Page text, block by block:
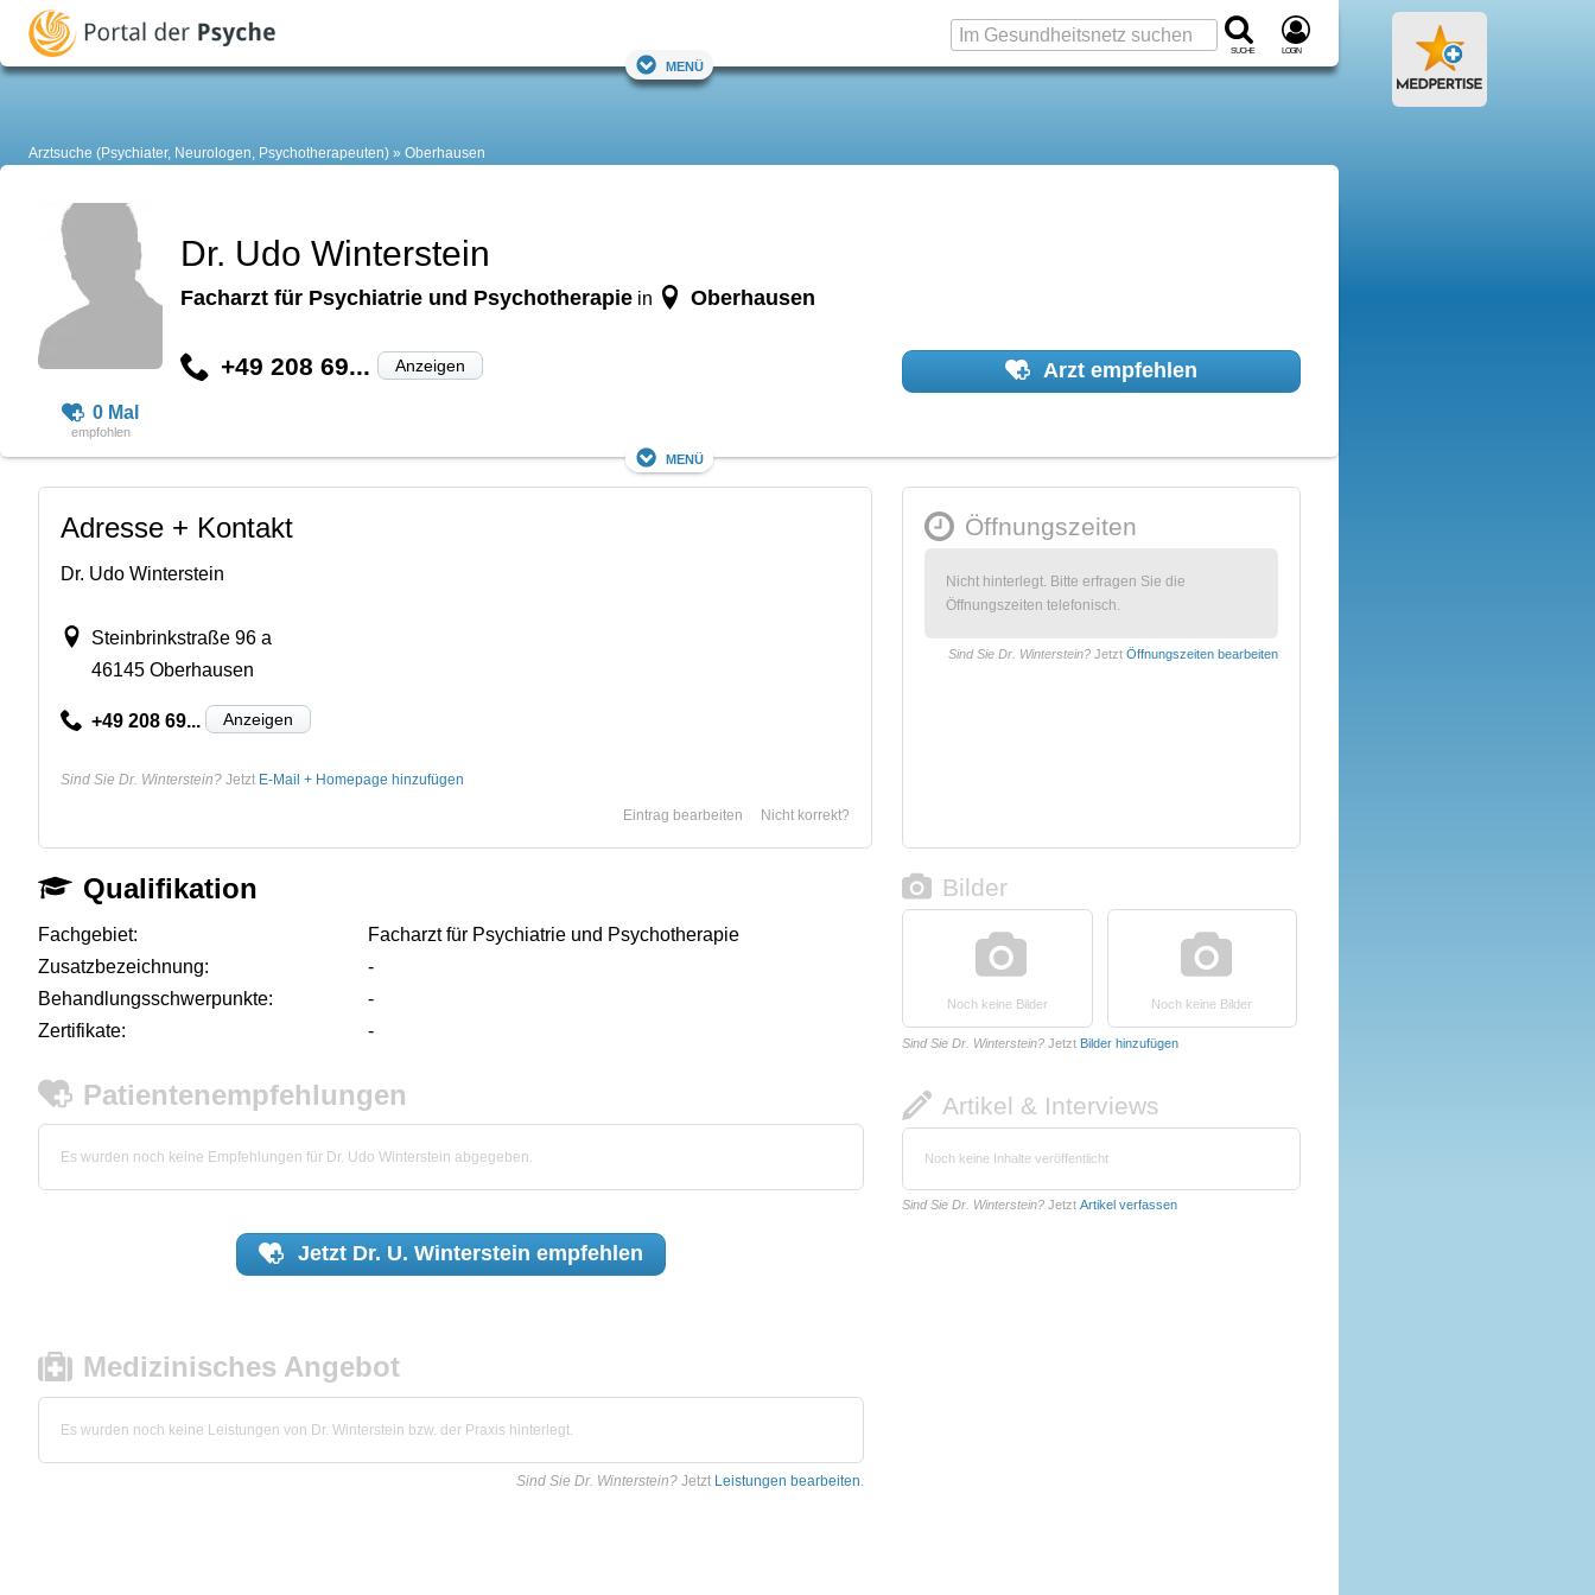
Suche Login
Menü
Arztsuche (Psychiater, Neurologen, Psychotherapeuten) Oberhausen
0 Mal
Dr. Udo Winterstein
Facharzt für Psychiatrie und Psychotherapie in Oberhausen
+49 208 69... Anzeigen Arzt empfehlen
Menü
Adresse + Kontakt
Dr. Udo Winterstein
Steinbrinkstraße 96 a
46145 Oberhausen
+49 208 69... Anzeigen
Sind Sie Dr. Winterstein? Jetzt E-Mail + Homepage hinzufügen
Nicht korrekt?
Eintrag bearbeiten
Öffnungszeiten
Nicht hinterlegt. Bitte erfragen Sie die
Öffnungszeiten telefonisch.
Sind Sie Dr. Winterstein? Jetzt Öffnungszeiten bearbeiten
Qualifikation
Fachgebiet:
Facharzt für Psychiatrie und Psychotherapie
Zusatzbezeichnung:
-
Behandlungsschwerpunkte:
-
Zertifikate:
-
Patientenempfehlungen
Es wurden noch keine Empfehlungen für Dr. Udo Winterstein abgegeben.
Jetzt Dr. U. Winterstein empfehlen
Medizinisches Angebot
Es wurden noch keine Leistungen von Dr. Winterstein bzw. der Praxis hinterlegt.
Sind Sie Dr. Winterstein? Jetzt Leistungen bearbeiten.
Bilder
Noch keine Bilder Noch keine Bilder
Sind Sie Dr. Winterstein? Jetzt Bilder hinzufügen
Artikel & Interviews
Noch keine Inhalte veröffentlicht
Sind Sie Dr. Winterstein? Jetzt Artikel verfassen